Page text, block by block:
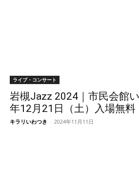
ライブ・コンサート
岩槻Jazz 2024｜市民会館
年12月21日（土）入場無料
キラリいわつき - 2024年11月11日